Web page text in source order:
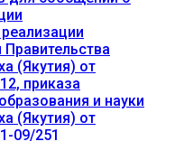
(Якутия) от
приказа
и науки
(Якутия) от
09/251